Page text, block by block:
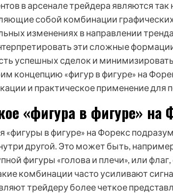
в арсенале трейдера являются
собой комбинации
изменениях в направлении
эти сложные
успешных сделок и
концепцию «фигур в фигуре» на
и практическое применение для
«фигура в фигуре» на
«фигуры в фигуре» на Форекс
другой. Это может быть,
фигуры «голова и плечи», или
комбинации часто усиливают
трейдеру более четкое